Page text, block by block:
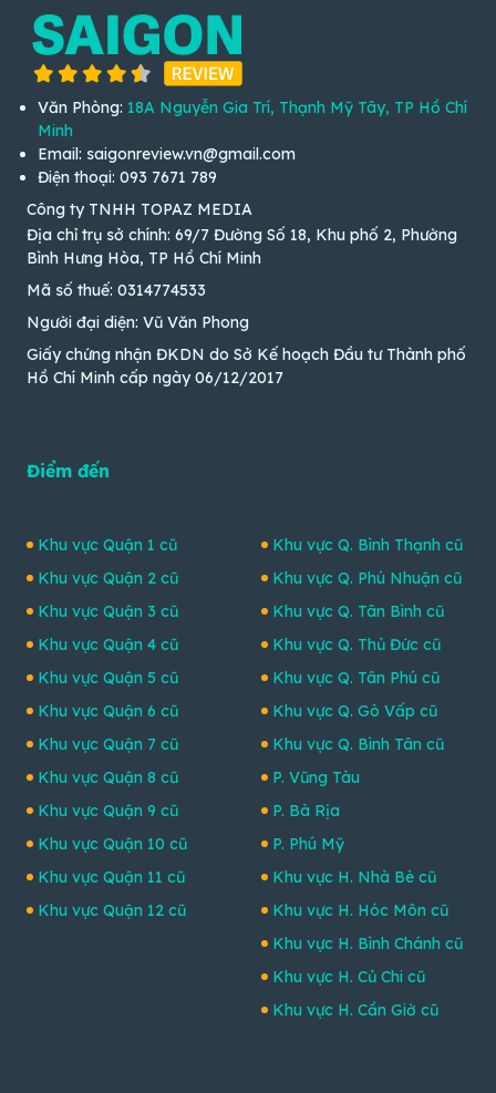
Văn Phòng: 18A Nguyễn Gia Trí, Thạnh Mỹ Tây, TP Hồ Chí
Minh
Email: saigonreview.vn@gmail.com
Điện thoại: 093 7671 789
Công ty TNHH TOPAZ MEDIA
Địa chỉ trụ sở chính: 69/7 Đường Số 18, Khu phố 2, Phường
Bình Hưng Hòa, TP Hồ Chí Minh
Mã số thuế: 0314774533
Người đại diện: Vũ Văn Phong
Giấy chứng nhận ĐKDN do Sở Kế hoạch Đầu tư Thành phố
Hồ Chí Minh cấp ngày 06/12/2017
Điểm đến
Khu vực Quận 1 cũ
Khu vực Quận 2 cũ
Khu vực Quận 3 cũ
Khu vực Quận 4 cũ
Khu vực Quận 5 cũ
Khu vực Quận 6 cũ
Khu vực Quận 7 cũ
Khu vực Quận 8 cũ
Khu vực Quận 9 cũ
Khu vực Quận 10 cũ
Khu vực Quận 11 cũ
Khu vực Quận 12 cũ
Khu vực Q. Bình Thạnh cũ
Khu vực Q. Phú Nhuận cũ
Khu vực Q. Tân Bình cũ
Khu vực Q. Thủ Đức cũ
Khu vực Q. Tân Phú cũ
Khu vực Q. Gò Vấp cũ
Khu vực Q. Bình Tân cũ
P. Vũng Tàu
P. Bà Rịa
P. Phú Mỹ
Khu vực H. Nhà Bè cũ
Khu vực H. Hóc Môn cũ
Khu vực H. Bình Chánh cũ
Khu vực H. Củ Chi cũ
Khu vực H. Cần Giờ cũ